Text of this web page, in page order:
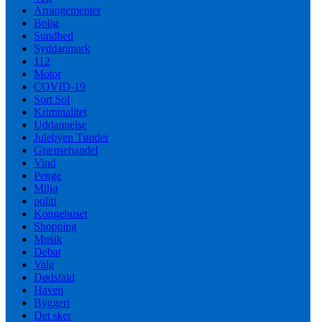
Arrangementer
Bolig
Sundhed
Syddanmark
112
Motor
COVID-19
Sort Sol
Kriminalitet
Uddannelse
Julebyen Tønder
Grænsehandel
Vind
Penge
Miljø
politi
Kongehuset
Shopping
Musik
Debat
Valg
Dødsfald
Haven
Byggeri
Det sker